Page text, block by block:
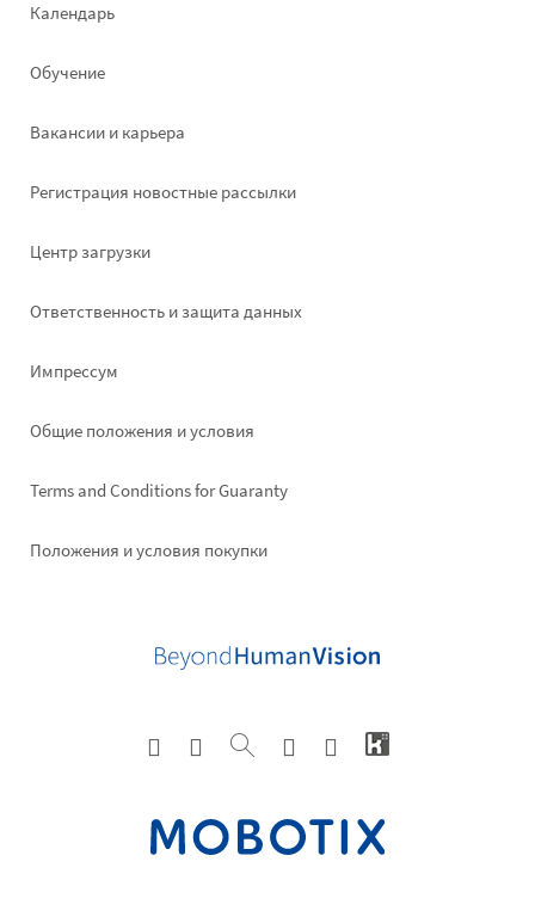
Footer
Календарь
Обучение
Вакансии и карьера
Pегистрация новостные рассылки
Footer
Центр загрузки
Ответственность и защита данных
Импрессум
Общие положения и условия
Terms and Conditions for Guaranty
Положения и условия покупки